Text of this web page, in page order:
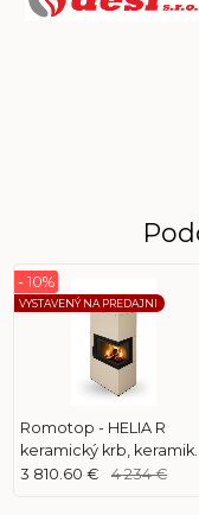
Romotop - HELIA R
keramický krb,
31008 krémová matná
VYSTAVENÝ NA PREDAJNI
- 10%
3 810.60 € 4 234 €